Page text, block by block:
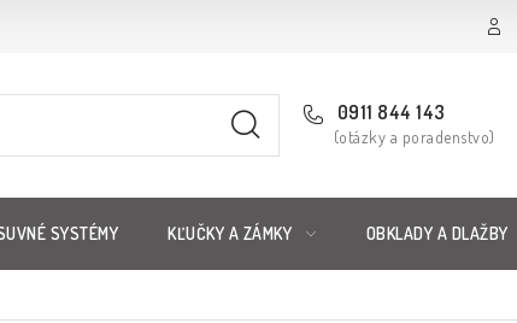
0911 844 143
(otázky a poradenstvo)
SYSTÉMY KĽUČKY A ZÁMKY OBKLADY A DLAŽBY